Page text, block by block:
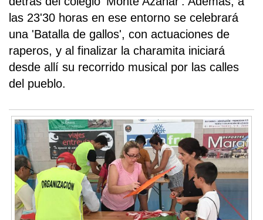
las 23'30 horas en ese entorno se celebrará
una 'Batalla de gallos', con actuaciones de
raperos, y al finalizar la charamita iniciará
desde allí su recorrido musical por las calles
del pueblo.